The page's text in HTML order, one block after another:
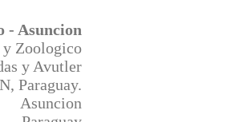
- Asuncion
Zoologico
y Avutler
Paraguay.
Asuncion